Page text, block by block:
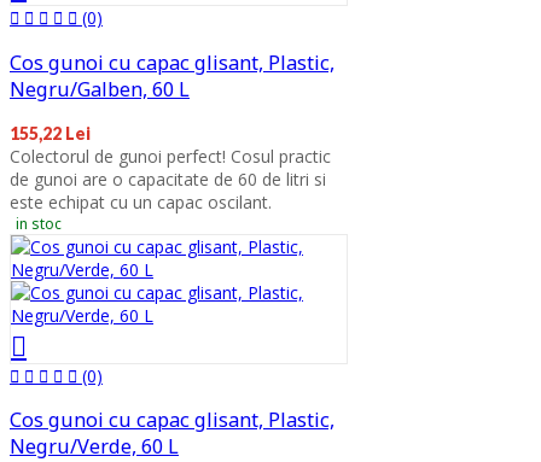
(0)
Cos gunoi cu capac glisant, Plastic,
Negru/Galben, 60 L
155,22 Lei
Colectorul de gunoi perfect! Cosul practic
de gunoi are o capacitate de 60 de litri si
este echipat cu un capac oscilant.
in stoc
(0)
Cos gunoi cu capac glisant, Plastic,
Negru/Verde, 60 L